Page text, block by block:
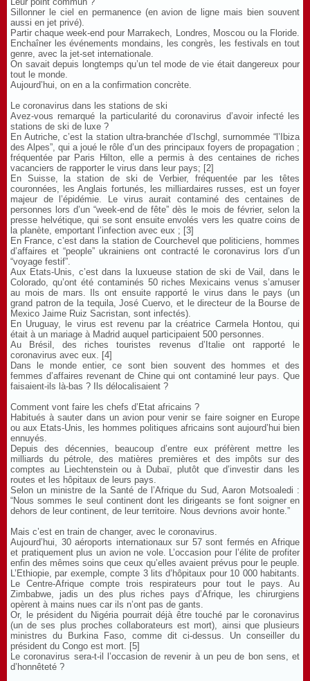
Sillonner le ciel en permanence (en avion de ligne mais bien souvent
aussi en jet privé).
Partir chaque week-end pour Marrakech, Londres, Moscou ou la Floride.
Enchaîner les événements mondains, les congrès, les festivals en tout
genre, avec la jet-set internationale.
On savait depuis longtemps qu’un tel mode de vie était dangereux pour
tout le monde.
Aujourd’hui, on en a la confirmation concrète.
Le coronavirus dans les stations de ski
Avez-vous remarqué la particularité du coronavirus d’avoir infecté les
stations de ski de luxe ?
En Autriche, c’est la station ultra-branchée d’Ischgl, surnommée “l’Ibiza
des Alpes”, qui a joué le rôle d’un des principaux foyers de propagation ;
fréquentée par Paris Hilton, elle a permis à des centaines de riches
vacanciers de rapporter le virus dans leur pays; [2]
En Suisse, la station de ski de Verbier, fréquentée par les têtes
couronnées, les Anglais fortunés, les milliardaires russes, est un foyer
majeur de l’épidémie. Le virus aurait contaminé des centaines de
personnes lors d’un “week-end de fête” dès le mois de février, selon la
presse helvétique, qui se sont ensuite envolés vers les quatre coins de
la planète, emportant l’infection avec eux ; [3]
En France, c’est dans la station de Courchevel que politiciens, hommes
d’affaires et “people” ukrainiens ont contracté le coronavirus lors d’un
“voyage festif”.
Aux Etats-Unis, c’est dans la luxueuse station de ski de Vail, dans le
Colorado, qu’ont été contaminés 50 riches Mexicains venus s’amuser
au mois de mars. Ils ont ensuite rapporté le virus dans le pays (un
grand patron de la tequila, José Cuervo, et le directeur de la Bourse de
Mexico Jaime Ruiz Sacristan, sont infectés).
En Uruguay, le virus est revenu par la créatrice Carmela Hontou, qui
était à un mariage à Madrid auquel participaient 500 personnes.
Au Brésil, des riches touristes revenus d’Italie ont rapporté le
coronavirus avec eux. [4]
Dans le monde entier, ce sont bien souvent des hommes et des
femmes d’affaires revenant de Chine qui ont contaminé leur pays. Que
faisaient-ils là-bas ? Ils délocalisaient ?
Comment vont faire les chefs d’Etat africains ?
Habitués à sauter dans un avion pour venir se faire soigner en Europe
ou aux Etats-Unis, les hommes politiques africains sont aujourd’hui bien
ennuyés.
Depuis des décennies, beaucoup d’entre eux préfèrent mettre les
milliards du pétrole, des matières premières et des impôts sur des
comptes au Liechtenstein ou à Dubaï, plutôt que d’investir dans les
routes et les hôpitaux de leurs pays.
Selon un ministre de la Santé de l’Afrique du Sud, Aaron Motsoaledi :
“Nous sommes le seul continent dont les dirigeants se font soigner en
dehors de leur continent, de leur territoire. Nous devrions avoir honte.”
Mais c’est en train de changer, avec le coronavirus.
Aujourd’hui, 30 aéroports internationaux sur 57 sont fermés en Afrique
et pratiquement plus un avion ne vole. L’occasion pour l’élite de profiter
enfin des mêmes soins que ceux qu’elles avaient prévus pour le peuple.
L’Ethiopie, par exemple, compte 3 lits d’hôpitaux pour 10 000 habitants.
Le Centre-Afrique compte trois respirateurs pour tout le pays. Au
Zimbabwe, jadis un des plus riches pays d’Afrique, les chirurgiens
opèrent à mains nues car ils n’ont pas de gants.
Or, le président du Nigéria pourrait déjà être touché par le coronavirus
(un de ses plus proches collaborateurs est mort), ainsi que plusieurs
ministres du Burkina Faso, comme dit ci-dessus. Un conseiller du
président du Congo est mort. [5]
Le coronavirus sera-t-il l’occasion de revenir à un peu de bon sens, et
d’honnêteté ?